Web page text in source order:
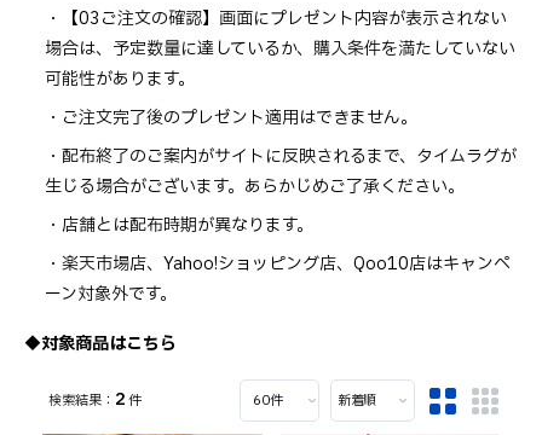
・【03ご注文の確認】画面にプレゼント内容が表示されない
場合は、予定数量に達しているか、購入条件を満たしていない
可能性があります。
・ご注文完了後のプレゼント適用はできません。
・配布終了のご案内がサイトに反映されるまで、タイムラグが
生じる場合がございます。あらかじめご了承ください。
・店舗とは配布時期が異なります。
・楽天市場店、Yahoo!ショッピング店、Qoo10店はキャンペ
ーン対象外です。
◆対象商品はこちら
2件